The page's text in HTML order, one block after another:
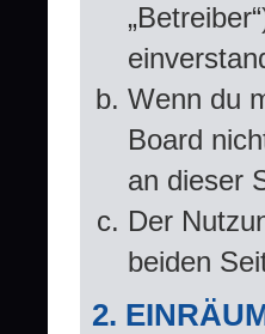
Wenn du
Board
an dieser
Der
beiden
2.